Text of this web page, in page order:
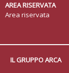
AREA RISERVATA
Area riservata
IL GRUPPO ARCA